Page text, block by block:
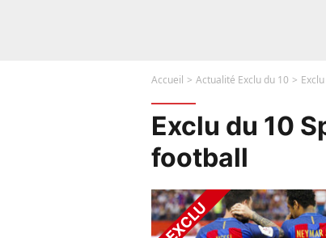
Accueil Actualité Exclu du 10
Exclu du 10
football